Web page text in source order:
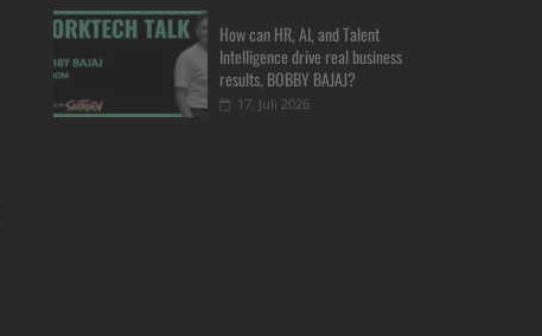
How can HR, AI, and Talent
Intelligence drive real business
results, BOBBY BAJAJ?
17. Juli 2026